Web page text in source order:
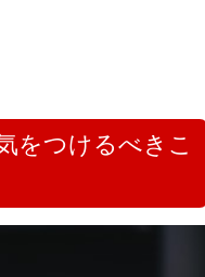
をつけるべきこ